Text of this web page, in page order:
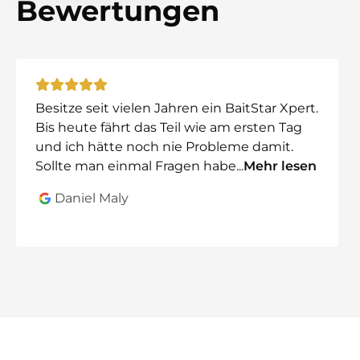
perfekte Kontrolle auf Distanz
Optional: Futterboot mit Echolot
Das BaitStar Compact kann optional mit dem
iOS (iPhone und iPad)
Android Smartphones und Tablets
So erhältst du eine klare Übersicht über Tiefe und
Bewertungen
Besitze seit vielen Jahren ein BaitStar Xpert.
Bis heute fährt das Teil wie am ersten Tag
und ich hätte noch nie Probleme damit.
Sollte man einmal Fragen habe...Mehr lesen
Daniel Maly